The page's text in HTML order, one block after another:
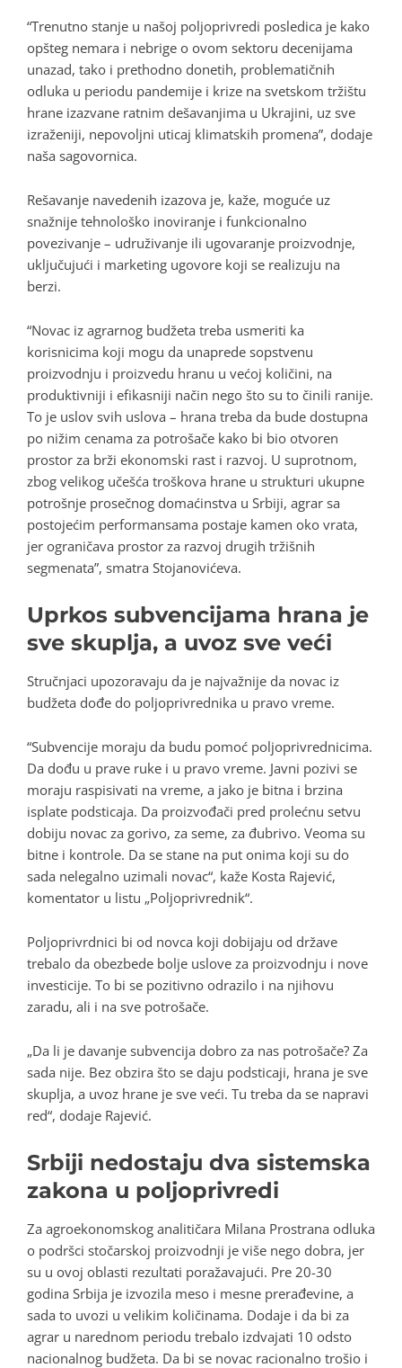
“Trenutno stanje u našoj poljoprivredi posledica je kako
opšteg nemara i nebrige o ovom sektoru decenijama
unazad, tako i prethodno donetih, problematičnih
odluka u periodu pandemije i krize na svetskom tržištu
hrane izazvane ratnim dešavanjima u Ukrajini, uz sve
izraženiji, nepovoljni uticaj klimatskih promena”, dodaje
naša sagovornica.
Rešavanje navedenih izazova je, kaže, moguće uz
snažnije tehnološko inoviranje i funkcionalno
povezivanje – udruživanje ili ugovaranje proizvodnje,
uključujući i marketing ugovore koji se realizuju na
berzi.
“Novac iz agrarnog budžeta treba usmeriti ka
korisnicima koji mogu da unaprede sopstvenu
proizvodnju i proizvedu hranu u većoj količini, na
produktivniji i efikasniji način nego što su to činili ranije.
To je uslov svih uslova – hrana treba da bude dostupna
po nižim cenama za potrošače kako bi bio otvoren
prostor za brži ekonomski rast i razvoj. U suprotnom,
zbog velikog učešća troškova hrane u strukturi ukupne
potrošnje prosečnog domaćinstva u Srbiji, agrar sa
postojećim performansama postaje kamen oko vrata,
jer ograničava prostor za razvoj drugih tržišnih
segmenata”, smatra Stojanovićeva.
Uprkos subvencijama hrana je
sve skuplja, a uvoz sve veći
Stručnjaci upozoravaju da je najvažnije da novac iz
budžeta dođe do poljoprivrednika u pravo vreme.
“Subvencije moraju da budu pomoć poljoprivrednicima.
Da dođu u prave ruke i u pravo vreme. Javni pozivi se
moraju raspisivati na vreme, a jako je bitna i brzina
isplate podsticaja. Da proizvođači pred prolećnu setvu
dobiju novac za gorivo, za seme, za đubrivo. Veoma su
bitne i kontrole. Da se stane na put onima koji su do
sada nelegalno uzimali novac“, kaže Kosta Rajević,
komentator u listu „Poljoprivrednik“.
Poljoprivrdnici bi od novca koji dobijaju od države
trebalo da obezbede bolje uslove za proizvodnju i nove
investicije. To bi se pozitivno odrazilo i na njihovu
zaradu, ali i na sve potrošače.
„Da li je davanje subvencija dobro za nas potrošače? Za
sada nije. Bez obzira što se daju podsticaji, hrana je sve
skuplja, a uvoz hrane je sve veći. Tu treba da se napravi
red“, dodaje Rajević.
Srbiji nedostaju dva sistemska
zakona u poljoprivredi
Za agroekonomskog analitičara Milana Prostrana odluka
o podršci stočarskoj proizvodnji je više nego dobra, jer
su u ovoj oblasti rezultati poražavajući. Pre 20-30
godina Srbija je izvozila meso i mesne prerađevine, a
sada to uvozi u velikim količinama. Dodaje i da bi za
agrar u narednom periodu trebalo izdvajati 10 odsto
nacionalnog budžeta. Da bi se novac racionalno trošio i